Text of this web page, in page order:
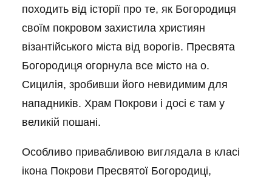
походить від історії про те, як Богородиця
своїм покровом захистила християн
візантійського міста від ворогів. Пресвята
Богородиця огорнула все місто на о.
Сицилія, зробивши його невидимим для
нападників. Храм Покрови і досі є там у
великій пошані.
Особливо привабливою виглядала в класі
ікона Покрови Пресвятої Богородиці,